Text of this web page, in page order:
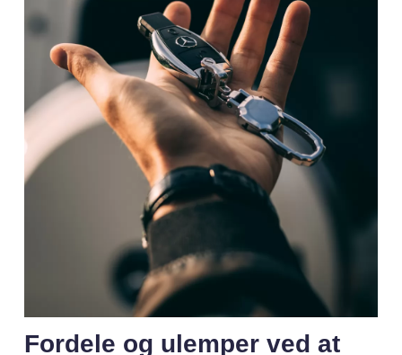
Fordele og ulemper ved at